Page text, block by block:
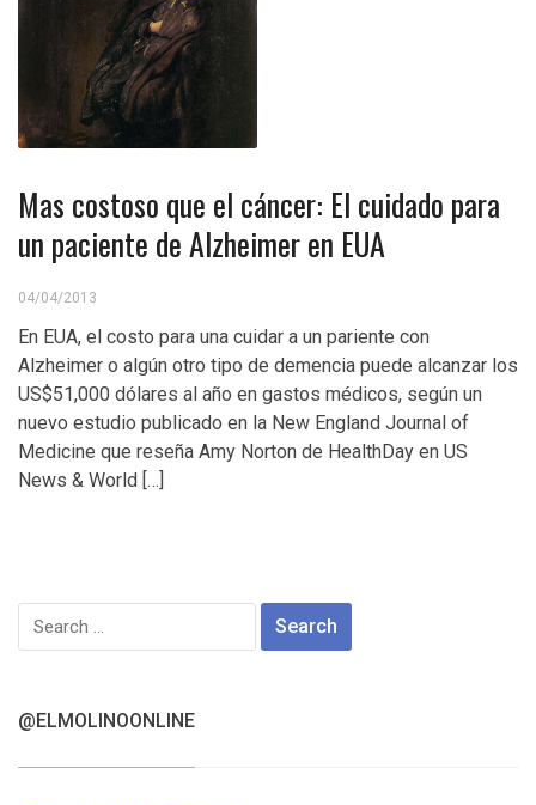
Mas costoso que el cáncer: El cuidado para
un paciente de Alzheimer en EUA
04/04/2013
En EUA, el costo para una cuidar a un pariente con
Alzheimer o algún otro tipo de demencia puede alcanzar los
US$51,000 dólares al año en gastos médicos, según un
nuevo estudio publicado en la New England Journal of
Medicine que reseña Amy Norton de HealthDay en US
News & World […]
Search
for:
@ELMOLINOONLINE